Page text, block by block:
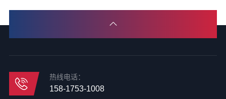
热线电话：
158-1753-1008